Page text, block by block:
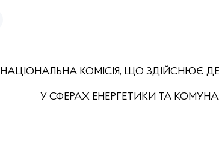
НАЦІОНАЛЬНА КОМІСІЯ, ЩО ЗДІЙСНЮЄ
У СФЕРАХ ЕНЕРГЕТИКИ ТА